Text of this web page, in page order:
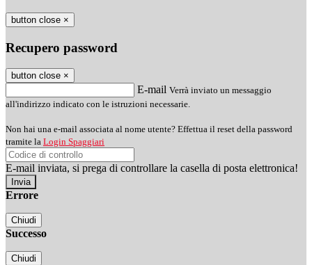
button close ×
Recupero password
button close ×
E-mail Verrà inviato un messaggio
all'indirizzo indicato con le istruzioni necessarie.
Non hai una e-mail associata al nome utente? Effettua il reset della password
tramite la Login Spaggiari
E-mail inviata, si prega di controllare la casella di posta elettronica!
Errore
Chiudi
Successo
Chiudi